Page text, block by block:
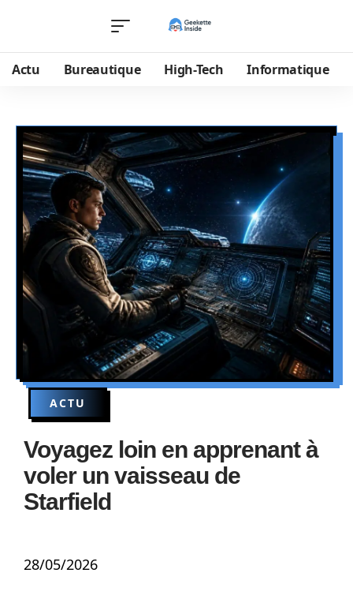
Actu Bureautique High-Tech Informatique
ACTU
Voyagez loin en apprenant à
voler un vaisseau de
Starfield
28/05/2026